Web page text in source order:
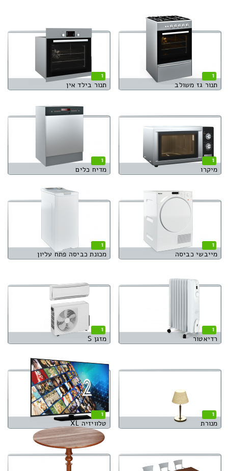
1
תנור גז משולב
1
תנור בילד אין
1
מיקרו
1
מדיח כלים
1
מייבשי כביסה
1
מכונת כביסה פתח עליון
1
רדיאטור
1
מזגן S
1
מנורת
1
טלוויזיה XL